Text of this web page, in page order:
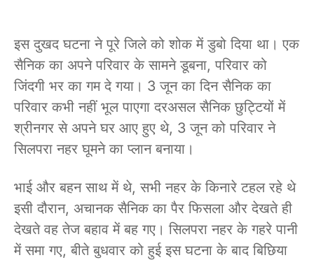
इस दुखद घटना ने पूरे जिले को शोक में डुबो दिया था। एक
सैनिक का अपने परिवार के सामने डूबना, परिवार को
जिंदगी भर का गम दे गया। 3 जून का दिन सैनिक का
परिवार कभी नहीं भूल पाएगा दरअसल सैनिक छुट्टियों में
श्रीनगर से अपने घर आए हुए थे, 3 जून को परिवार ने
सिलपरा नहर घूमने का प्लान बनाया।
भाई और बहन साथ में थे, सभी नहर के किनारे टहल रहे थे
इसी दौरान, अचानक सैनिक का पैर फिसला और देखते ही
देखते वह तेज बहाव में बह गए। सिलपरा नहर के गहरे पानी
में समा गए, बीते बुधवार को हुई इस घटना के बाद बिछिया